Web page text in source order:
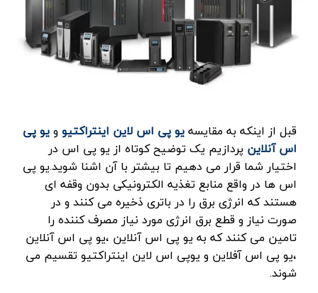
قبل از اینکه به مقایسهیو پی اس لاین اینتراکتیو ویو پی
اس آنلاین پردازیم یک توضیح کوتاه از یو پی اس در
اختیار شما قرار می دهیم تا بیشتر با آن اشنا شوید.یو پی
اس ها در واقع منابع تغذیه الکترونیکی بدون وقفه ای
هستند که انرژی برق را در باتری ذخیره می کنند و در
صورت نیاز و قطع برق انرژی مورد نیاز مصرف کننده را
تامین می کنند که به یو پی اس آنلاین ،یو پی اس آنلاین
،یو پی اس آفلاین و یوپی اس لاین اینتراکتیو تقسیم می
شوند.